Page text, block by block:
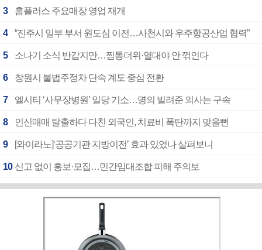
3 홈플러스 주요매장 영업 재개
4 “진주시 일부 부서 원도심 이전…사천시와 우주항공산업 협력”
5 소나기 소식 반갑지만…찜통더위·열대야 안 꺾인다
6 창원시 불법주정차 단속 계도 중심 전환
7 엘시티 ‘사무장병원’ 일당 기소…명의 빌려준 의사는 구속
8 인신매매 탈출하다 다친 외국인, 치료비 폭탄까지 맞을뻔
9 [와이라노]‘공공기관 지방이전’ 효과 있었나 살펴보니
10 신고 없이 홍보·모집…민간임대조합 피해 주의보